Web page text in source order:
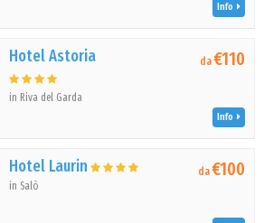
Info
Hotel Astoria
in Riva del Garda
da€110
Info
Hotel Laurin
in Salò
da€100